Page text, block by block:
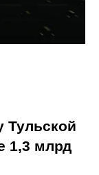
Тульской
1,3 млрд